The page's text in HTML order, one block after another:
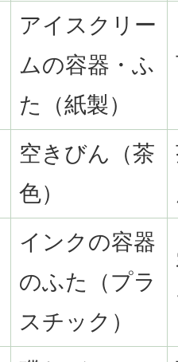
アイスクリー
ムの容器・ふ
た（紙製）
空きびん（茶
色）
インクの容器
のふた（プラ
スチック）